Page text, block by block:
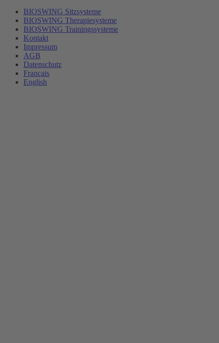
BIOSWING Sitzsysteme
BIOSWING Therapiesysteme
BIOSWING Trainingssysteme
Kontakt
Impressum
AGB
Datenschutz
Français
English